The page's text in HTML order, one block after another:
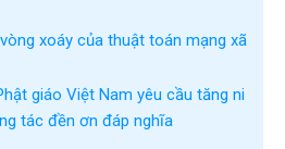
xoáy của thuật toán mạng xã
giáo Việt Nam yêu cầu tăng ni
tác đền ơn đáp nghĩa